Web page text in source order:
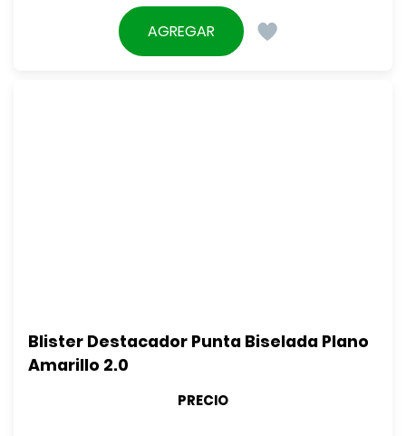
AGREGAR
Blister Destacador Punta Biselada Plano
Amarillo 2.0
PRECIO